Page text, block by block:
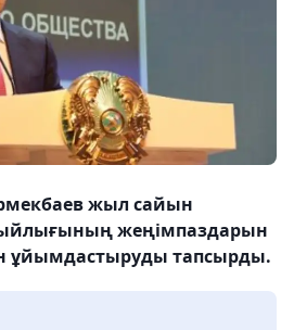
жыл сайын
жеңімпаздарын
ұйымдастыруды тапсырды.